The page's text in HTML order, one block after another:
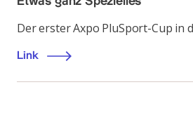
Der erster Axpo PluSport-Cup in
Link